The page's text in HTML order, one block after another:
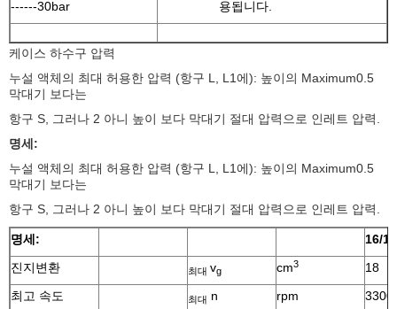
------30bar
용됩니다.
케이스 하수구 압력
누설 액체의 최대 허용한 압력 (항구 L, L1에): 높이의 Maximum0.5
막대기 보다는
항구 S, 그러나 2 아니 높이 보다 막대기 절대 압력으로 인레트 압력.
명세:
누설 액체의 최대 허용한 압력 (항구 L, L1에): 높이의 Maximum0.5
막대기 보다는
항구 S, 그러나 2 아니 높이 보다 막대기 절대 압력으로 인레트 압력.
명세:
16/18
진지변환
최대 vg cm3
18
최고 속도
최대 n rpm
3300